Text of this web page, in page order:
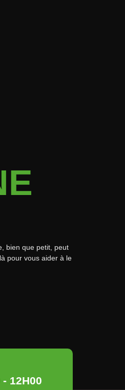
bien que petit, peut
pour vous aider à le
12H00